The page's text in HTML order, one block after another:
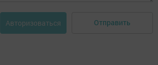
Авторизоваться Отправить